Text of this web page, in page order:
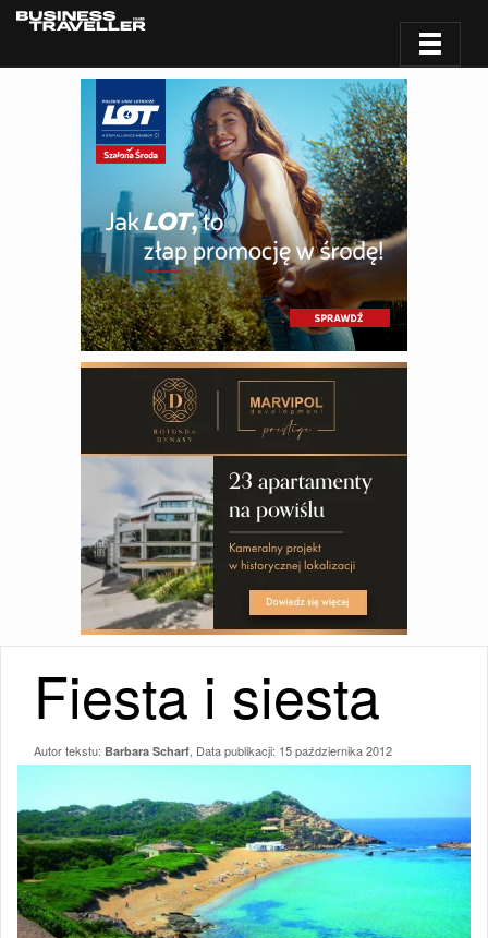
Fiesta i siesta
Autor tekstu: Barbara Scharf , Data publikacji: 15 października 2012